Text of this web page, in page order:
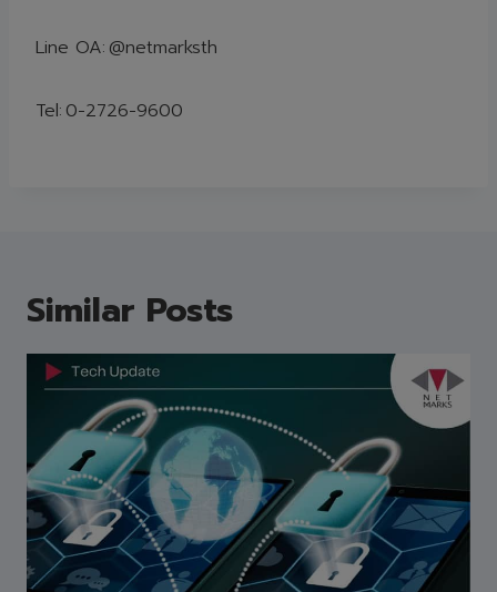
Line OA: @netmarksth
Tel: 0-2726-9600
Similar Posts